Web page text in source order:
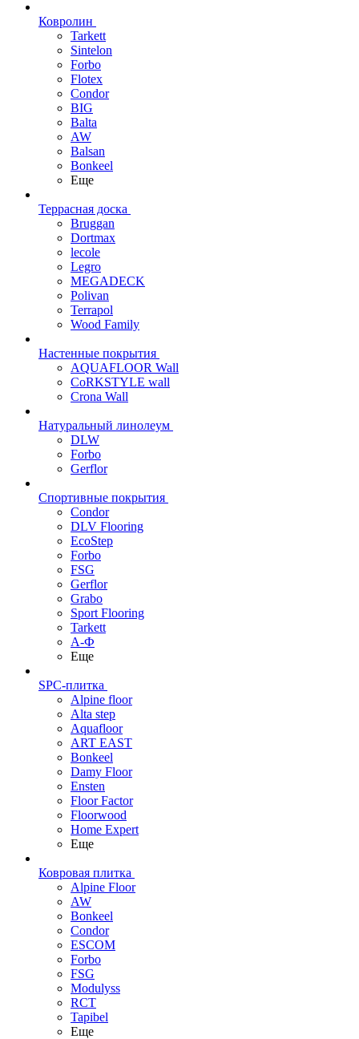
Ковролин
Tarkett
Sintelon
Forbo
Flotex
Condor
BIG
Balta
AW
Balsan
Bonkeel
Еще
Террасная доска
Bruggan
Dortmax
lecole
Legro
MEGADECK
Polivan
Terrapol
Wood Family
Настенные покрытия
AQUAFLOOR Wall
CoRKSTYLE wall
Crona Wall
Натуральный линолеум
DLW
Forbo
Gerflor
Спортивные покрытия
Condor
DLV Flooring
EcoStep
Forbo
FSG
Gerflor
Grabo
Sport Flooring
Tarkett
А-Ф
Еще
SPC-плитка
Alpine floor
Alta step
Aquafloor
ART EAST
Bonkeel
Damy Floor
Ensten
Floor Factor
Floorwood
Home Expert
Еще
Ковровая плитка
Alpine Floor
AW
Bonkeel
Condor
ESCOM
Forbo
FSG
Modulyss
RCT
Tapibel
Еще